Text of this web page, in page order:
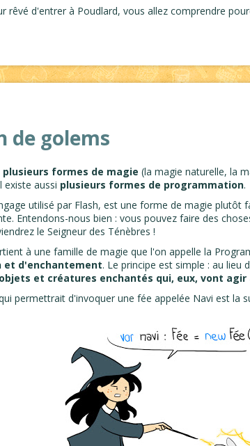
rêvé d'entrer à Poudlard, vous allez comprendre
de golems
plusieurs formes de magie (la magie naturelle, la
existe aussi plusieurs formes de programmation.
utilisé par Flash, est une forme de magie plutôt
Entendons-nous bien : vous pouvez faire des
le Seigneur des Ténèbres !
à une famille de magie que l'on appelle la
et d'enchantement. Le principe est simple : au lieu
et créatures enchantés qui, eux, vont agir
permettrait d'invoquer une fée appelée Navi est la